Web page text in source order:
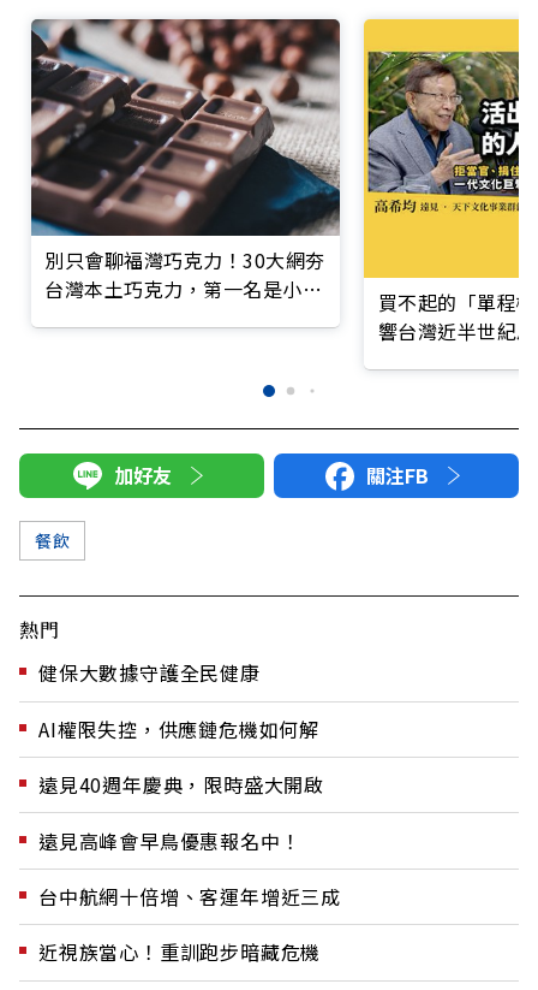
別只會聊福灣巧克力！30大網夯
台灣本土巧克力，第一名是小時
買不起的「單程
響台灣近半世紀
加好友 關注FB
餐飲
熱門
健保大數據守護全民健康
AI權限失控，供應鏈危機如何解
遠見40週年慶典，限時盛大開啟
遠見高峰會早鳥優惠報名中！
台中航網十倍增、客運年增近三成
近視族當心！重訓跑步暗藏危機